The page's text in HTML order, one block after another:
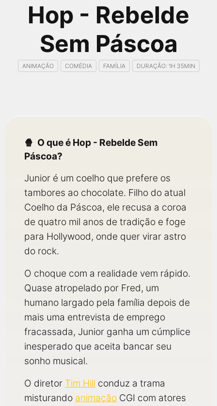
Hop - Rebelde
Sem Páscoa
ANIMAÇÃO COMÉDIA FAMÍLIA DURAÇÃO: 1H 35MIN
O que é Hop - Rebelde Sem
Páscoa?
Junior é um coelho que prefere os
tambores ao chocolate. Filho do atual
Coelho da Páscoa, ele recusa a coroa
de quatro mil anos de tradição e foge
para Hollywood, onde quer virar astro
do rock.
O choque com a realidade vem rápido.
Quase atropelado por Fred, um
humano largado pela família depois de
mais uma entrevista de emprego
fracassada, Junior ganha um cúmplice
inesperado que aceita bancar seu
sonho musical.
O diretor Tim Hill conduz a trama
misturando animação CGI com atores